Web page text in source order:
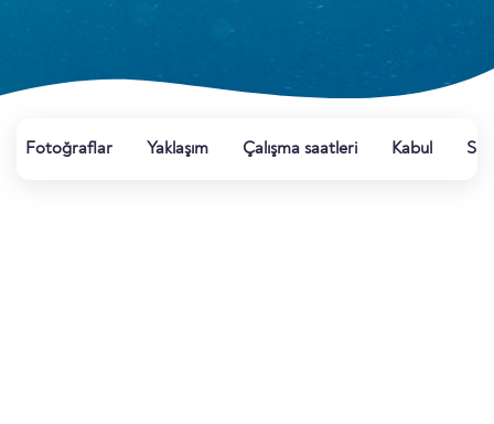
Fotoğraflar Yaklaşım Çalışma saatleri Kabul Su